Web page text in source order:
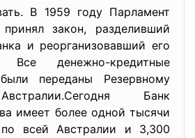
В 1959 году Парламент
закон, разделивший
и реорганизовавший его
Все денежно-кредитные
переданы Резервному
Банк
имеет более одной тысячи
по всей Австралии и 3,300